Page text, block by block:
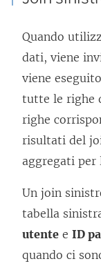
Quando
dati, viene
viene
tutte le righe
righe
risultati del
aggregati per
Un join
tabella
utente e ID
quando ci